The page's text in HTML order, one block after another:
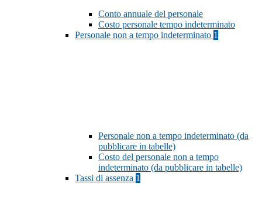
Conto annuale del personale
Costo personale tempo indeterminato
Personale non a tempo indeterminato 1
Personale non a tempo indeterminato (da
pubblicare in tabelle)
Costo del personale non a tempo
indeterminato (da pubblicare in tabelle)
Tassi di assenza 1